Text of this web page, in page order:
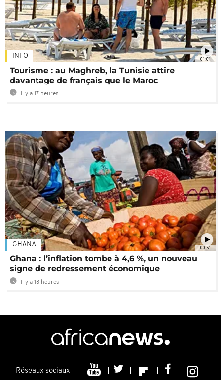
01:01
INFO
Tourisme : au Maghreb, la Tunisie attire
davantage de français que le Maroc
Il y a 17 heures
00:51
GHANA
Ghana : l’inflation tombe à 4,6 %, un nouveau
signe de redressement économique
Il y a 18 heures
Réseaux sociaux